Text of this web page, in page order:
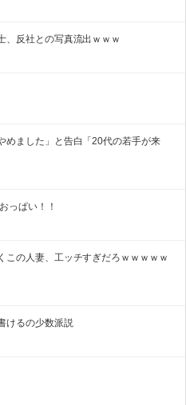
、反社との写真流出ｗｗｗ
めました」と告白「20代の若手が来
っぱい！！
この人妻、工ッチすぎだろｗｗｗｗｗ
けるの少数派説